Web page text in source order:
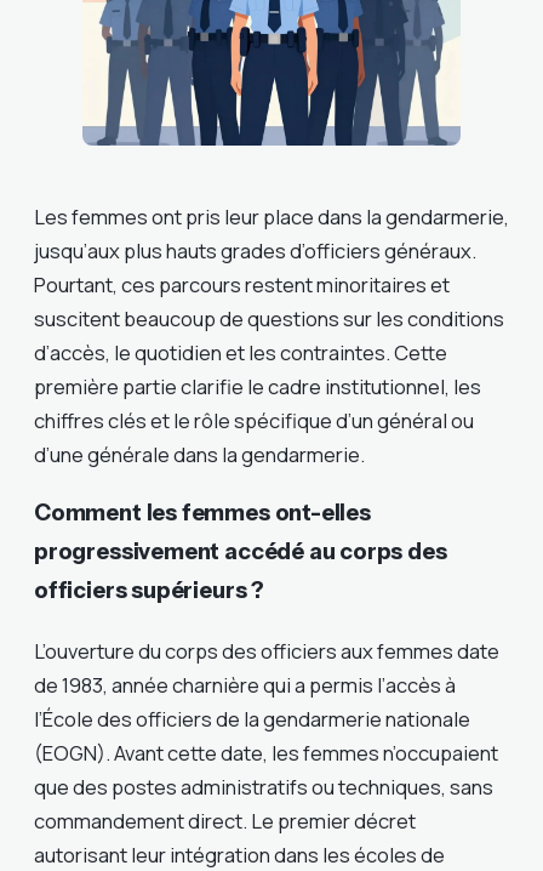
Les femmes ont pris leur place dans la gendarmerie,
jusqu’aux plus hauts grades d’officiers généraux.
Pourtant, ces parcours restent minoritaires et
suscitent beaucoup de questions sur les conditions
d’accès, le quotidien et les contraintes. Cette
première partie clarifie le cadre institutionnel, les
chiffres clés et le rôle spécifique d’un général ou
d’une générale dans la gendarmerie.
Comment les femmes ont-elles
progressivement accédé au corps des
officiers supérieurs ?
L’ouverture du corps des officiers aux femmes date
de 1983, année charnière qui a permis l’accès à
l’École des officiers de la gendarmerie nationale
(EOGN). Avant cette date, les femmes n’occupaient
que des postes administratifs ou techniques, sans
commandement direct. Le premier décret
autorisant leur intégration dans les écoles de